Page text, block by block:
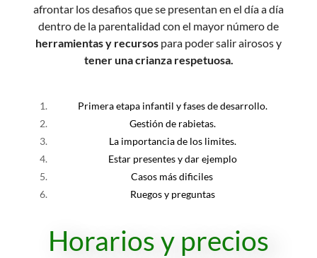
afrontar los desafios que se presentan en el día a día
dentro de la parentalidad con el mayor número de
herramientas y recursos para poder salir airosos y
tener una crianza respetuosa.
Primera etapa infantil y fases de desarrollo.
Gestión de rabietas.
La importancia de los limites.
Estar presentes y dar ejemplo
Casos más dificiles
Ruegos y preguntas
Horarios y precios